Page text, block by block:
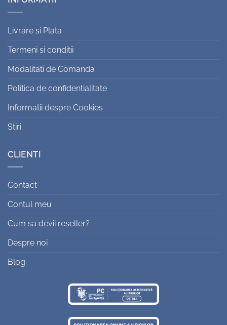
Livrare si Plata
Termeni si conditii
Modalitati de Comanda
Politica de confidentialitate
Informatii despre Cookies
Stiri
CLIENTI
Contact
Contul meu
Cum sa devii reseller?
Despre noi
Blog